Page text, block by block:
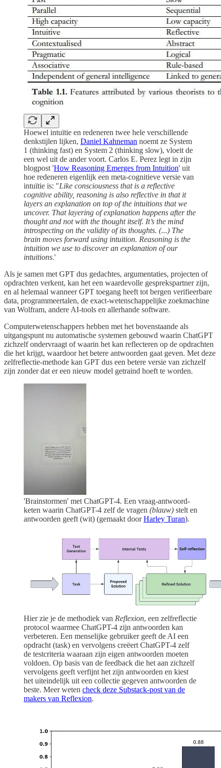
Hoewel intuïtie en redeneren twee hele verschillende
denkstijlen lijken, Daniel Kahneman noemt ze System
1 (thinking fast) en System 2 (thinking slow), vloeit de
een wel uit de ander voort. Carlos E. Perez legt in zijn
blogpost 'How Reasoning Emerges from Intuition' uit
hoe redeneren eigenlijk een meta-cognitieve versie van
intuïtie is: "Like consciousness that is a reflective
cognitive ability, reasoning is also reflective in that it
layers an explanation on top of the intuitions that we
uncover. That layering of explanation happens after the
thought and not with the thought itself. It’s the mind
introspecting on the validity of its thoughts. (...) The
brain moves forward using intuition. Reasoning is the
intuition we use to discover an explanation of our
intuitions.'
Als je samen met GPT dus gedachtes, argumentaties, projecten of
opdrachten verkent, kan het een waardevolle gesprekspartner zijn,
en al helemaal wanneer GPT toegang heeft tot bergen verifieerbare
data, programmeertalen, de exact-wetenschappelijke zoekmachine
van Wolfram, andere AI-tools en allerhande software.
Computerwetenschappers hebben met het bovenstaande als
uitgangspunt nu automatische systemen gebouwd waarin ChatGPT
zichzelf ondervraagt of waarin het kan reflecteren op de opdrachten
die het krijgt, waardoor het betere antwoorden gaat geven. Met deze
zelfreflectie-methode kan GPT dus een betere versie van zichzelf
zijn zonder dat er een nieuw model getraind hoeft te worden.
'Brainstormen' met ChatGPT-4. Een vraag-antwoord-
keten waarin ChatGPT-4 zelf de vragen (blauw) stelt en
antwoorden geeft (wit) (gemaakt doorHarley Turan).
Hier zie je de methodiek van Reflexion, een zelfreflectie
protocol waarmee ChatGPT-4 zijn antwoorden kan
verbeteren. Een menselijke gebruiker geeft de AI een
opdracht (task) en vervolgens creëert ChatGPT-4 zelf
de testcriteria waaraan zijn eigen antwoorden moeten
voldoen. Op basis van de feedback die het aan zichzelf
vervolgens geeft verfijnt het zijn antwoorden en kiest
het uiteindelijk uit een collectie gegeven antwoorden de
beste. Meer weten check deze Substack-post van de
makers van Reflexion.